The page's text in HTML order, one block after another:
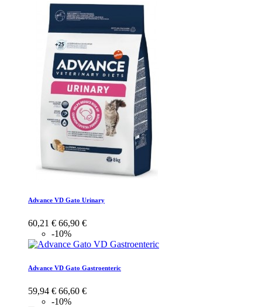
Advance VD Gato Urinary
60,21 € 66,90 €
-10%
Advance VD Gato Gastroenteric
59,94 € 66,60 €
-10%